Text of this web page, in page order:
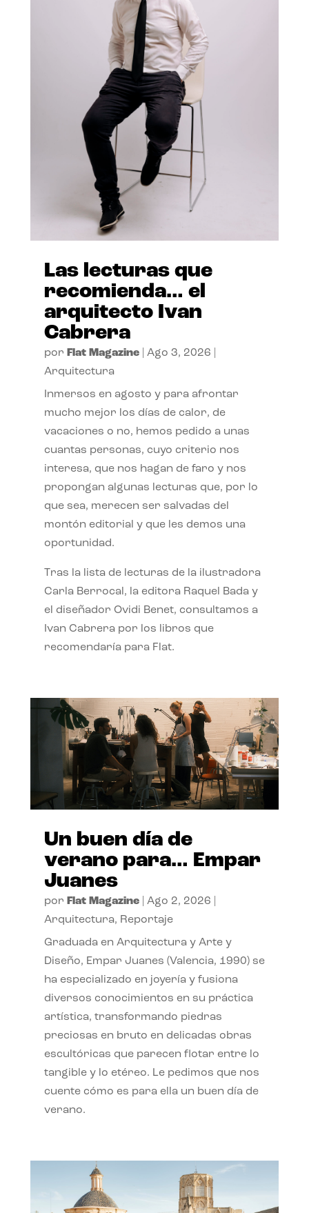
Las lecturas que
recomienda… el
arquitecto Ivan
Cabrera
por Flat Magazine| Ago 3, 2026
Arquitectura
Inmersos en agosto y para afrontar
mucho mejor los días de calor, de
vacaciones o no, hemos pedido a unas
cuantas personas, cuyo criterio nos
interesa, que nos hagan de faro y nos
propongan algunas lecturas que, por lo
que sea, merecen ser salvadas del
montón editorial y que les demos una
oportunidad.
Tras la lista de lecturas de la ilustradora
Carla Berrocal, la editora Raquel Bada y
el diseñador Ovidi Benet, consultamos a
Ivan Cabrera por los libros que
recomendaría para Flat.
Un buen día de
verano para… Empar
Juanes
por Flat Magazine| Ago 2, 2026
Arquitectura, Reportaje
Graduada en Arquitectura y Arte y
Diseño, Empar Juanes (Valencia, 1990) se
ha especializado en joyería y fusiona
diversos conocimientos en su práctica
artística, transformando piedras
preciosas en bruto en delicadas obras
escultóricas que parecen flotar entre lo
tangible y lo etéreo. Le pedimos que nos
cuente cómo es para ella un buen día de
verano.